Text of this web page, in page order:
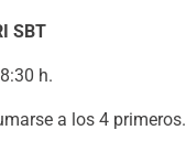
SBT
h.
a los 4 primeros.